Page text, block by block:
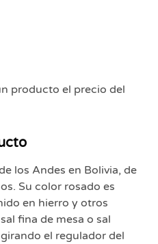
producto el precio del
los Andes en Bolivia, de
Su color rosado es
en hierro y otros
fina de mesa o sal
el regulador del